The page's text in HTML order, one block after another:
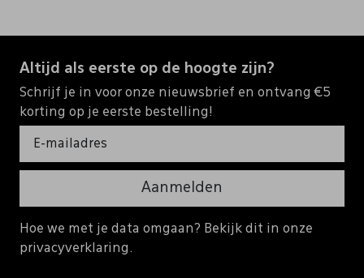
Altijd als eerste op de hoogte zijn?
Schrijf je in voor onze nieuwsbrief en ontvang €5
korting op je eerste bestelling!
Aanmelden
Hoe we met je data omgaan? Bekijk dit in onze
privacyverklaring.